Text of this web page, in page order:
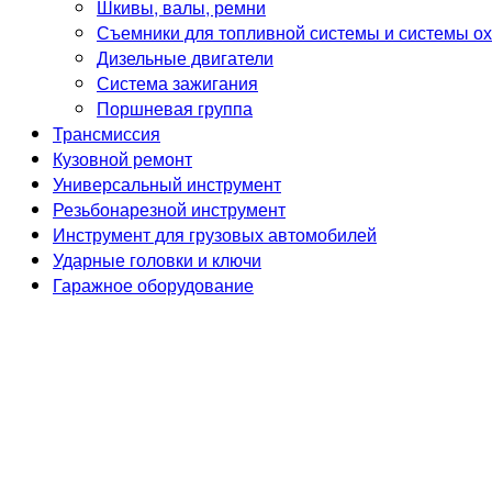
Шкивы, валы, ремни
Съемники для топливной системы и системы
Дизельные двигатели
Система зажигания
Поршневая группа
Трансмиссия
Кузовной ремонт
Универсальный инструмент
Резьбонарезной инструмент
Инструмент для грузовых автомобилей
Ударные головки и ключи
Гаражное оборудование